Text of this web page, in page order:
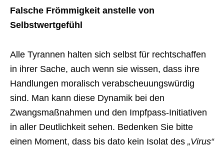
Falsche Frömmigkeit anstelle von
Selbstwertgefühl
Alle Tyrannen halten sich selbst für rechtschaffen
in ihrer Sache, auch wenn sie wissen, dass ihre
Handlungen moralisch verabscheuungswürdig
sind. Man kann diese Dynamik bei den
Zwangsmaßnahmen und den Impfpass-Initiativen
in aller Deutlichkeit sehen. Bedenken Sie bitte
einen Moment, dass bis dato kein Isolat des „Virus“